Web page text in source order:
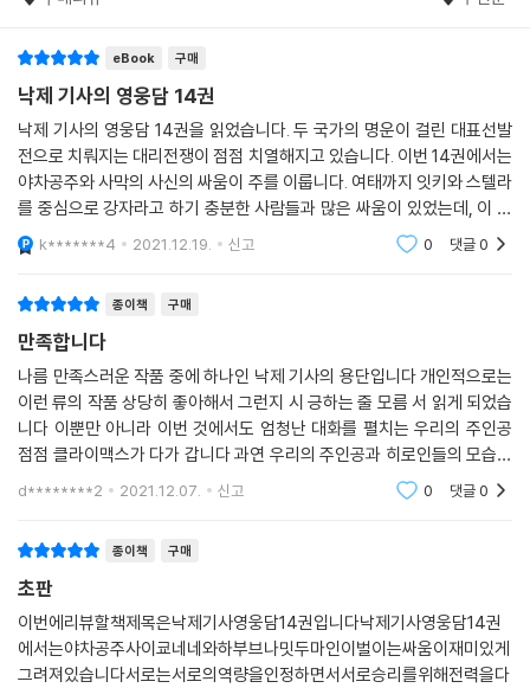
eBook 구매
낙제 기사의 영웅담 14권
낙제 기사의 영웅담 14권을 읽었습니다. 두 국가의 명운이 걸린 대표선발
전으로 치뤄지는 대리전쟁이 점점 치열해지고 있습니다. 이번 14권에서는
야차공주와 사막의 사신의 싸움이 주를 이룹니다. 여태까지 잇키와 스텔라
를 중심으로 강자라고 하기 충분한 사람들과 많은 싸움이 있었는데, 이 둘
은 현재진행형으로 마인인데다가 세계에서도 손꼽히는 강자라서 싸움의
격이 달라지는 것
k*******4 2021.12.19. 신고 0 댓글0
종이책 구매
만족합니다
나름 만족스러운 작품 중에 하나인 낙제 기사의 용단입니다 개인적으로는
이런 류의 작품 상당히 좋아해서 그런지 시 긍하는 줄 모름 서 읽게 되었습
니다 이뿐만 아니라 이번 것에서도 엄청난 대화를 펼치는 우리의 주인공
점점 클라이맥스가 다가 갑니다 과연 우리의 주인공과 히로인들의 모습은
어떤 모습에 정점을 찍을지 벌써부터 기대가 됩니다 언제나 행복했으면 좋
d********2 2021.12.07. 신고 0 댓글0
종이책 구매
초판
이번에리뷰할책제목은낙제기사영웅담14권입니다낙제기사영웅담14권
에서는야차공주사이쿄네네와하부브나밋두마인이벌이는싸움이재미있게
그려져있습니다서로는서로의역량을인정하면서서로승리를위해전력을다